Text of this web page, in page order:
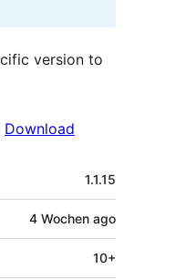
version to
Download
1.1.15
4 Wochen ago
10+